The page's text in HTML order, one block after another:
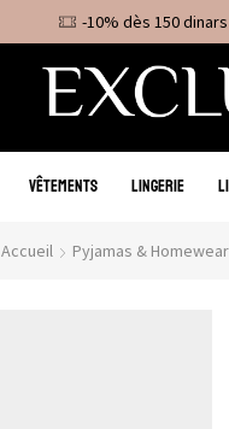
-10% dès 150
VÊTEMENTS LINGERIE
Accueil Pyjamas & Homewear